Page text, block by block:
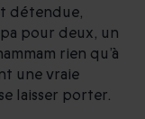
détendue,
pour deux, un
rien qu’à
une vraie
laisser porter.